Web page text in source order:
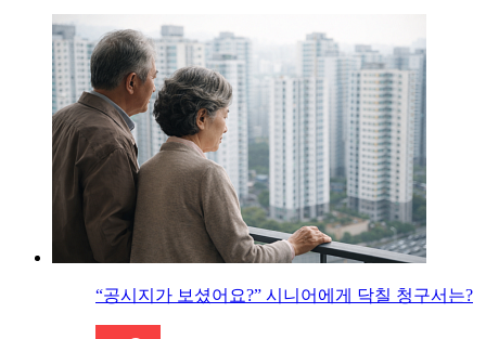
“공시지가 보셨어요?” 시니어에게 닥칠 청구서는?